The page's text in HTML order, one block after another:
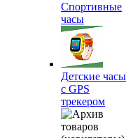
Спортивные
часы
Детские часы
с GPS
трекером